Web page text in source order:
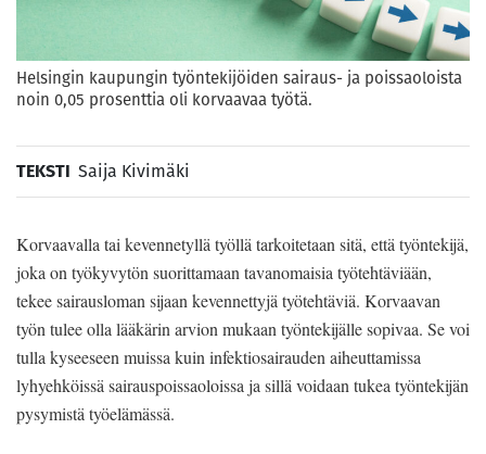
Helsingin kaupungin työntekijöiden sairaus- ja poissaoloista
noin 0,05 prosenttia oli korvaavaa työtä.
TEKSTI Saija Kivimäki
Korvaavalla tai kevennetyllä työllä tarkoitetaan sitä, että työntekijä,
joka on työkyvytön suorittamaan tavanomaisia työtehtäviään,
tekee sairausloman sijaan kevennettyjä työtehtäviä. Korvaavan
työn tulee olla lääkärin arvion mukaan työntekijälle sopivaa. Se voi
tulla kyseeseen muissa kuin infektiosairauden aiheuttamissa
lyhyehköissä sairauspoissaoloissa ja sillä voidaan tukea työntekijän
pysymistä työelämässä.